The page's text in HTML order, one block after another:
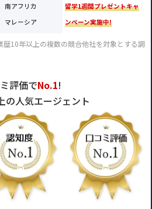
南アフリカ
マレーシア
留学1週間プレゼントキャ
ンペーン実施中!
10年以上の複数の競合他社を対象とする調
評価でNo.1!
の人気エージェント